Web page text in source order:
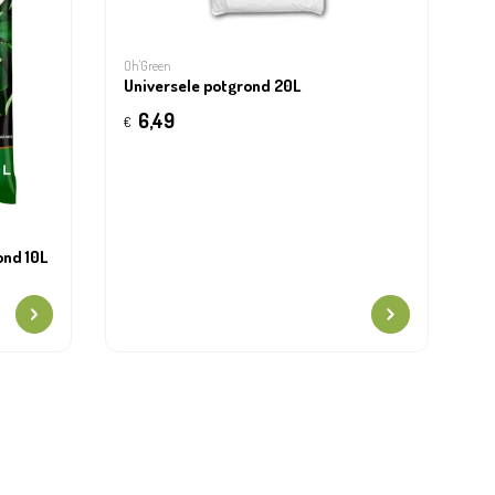
10L
Oh'Green
Universele potgrond 20L
€ 6,49